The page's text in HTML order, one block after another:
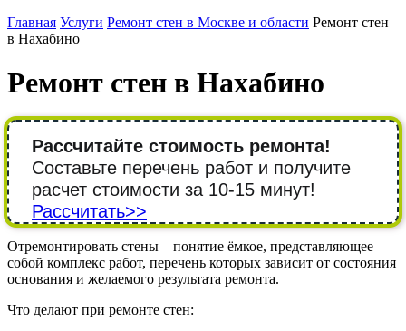
Главная Услуги Ремонт стен в Москве и области Ремонт стен
в Нахабино
Ремонт стен в Нахабино
Рассчитайте стоимость ремонта!
Составьте перечень работ и получите
расчет стоимости за 10-15 минут!
Рассчитать>>
Отремонтировать стены – понятие ёмкое, представляющее
собой комплекс работ, перечень которых зависит от состояния
основания и желаемого результата ремонта.
Что делают при ремонте стен: